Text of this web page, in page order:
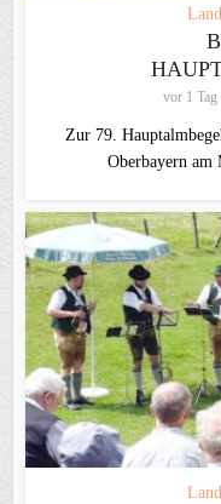
vor 1 Tag
Zur 79.
Oberbayern